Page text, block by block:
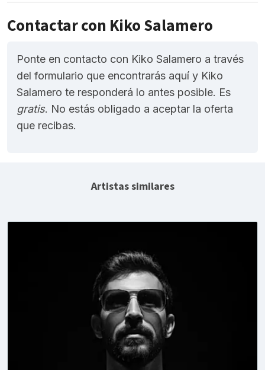
Contactar con Kiko Salamero
Ponte en contacto con Kiko Salamero a través
del formulario que encontrarás aquí y Kiko
Salamero te responderá lo antes posible. Es
gratis. No estás obligado a aceptar la oferta
que recibas.
Artistas similares